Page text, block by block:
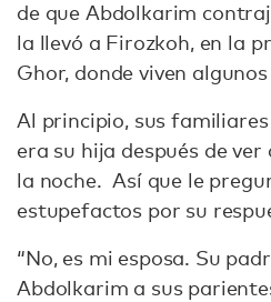
de que Abdolkarim
la llevó a Firozkoh, en la
Ghor, donde viven
Al principio, sus
era su hija después de ver
la noche. Así que le
estupefactos por su
“No, es mi esposa. Su
Abdolkarim a sus